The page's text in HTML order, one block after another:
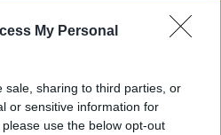
My Personal
sale, sharing to third parties, or
or sensitive information for
use the below opt-out
04-05-2026 07:52
επιδότηση